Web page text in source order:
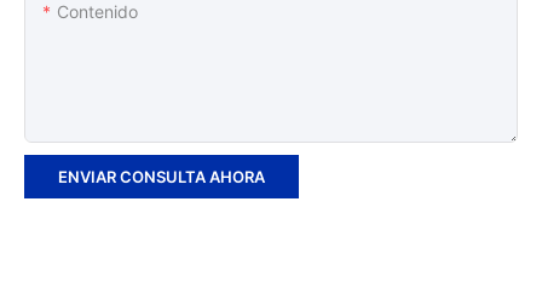
Contenido
ENVIAR CONSULTA AHORA